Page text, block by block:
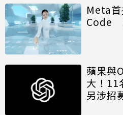
Meta
Code
蘋果與
大！11
另涉招